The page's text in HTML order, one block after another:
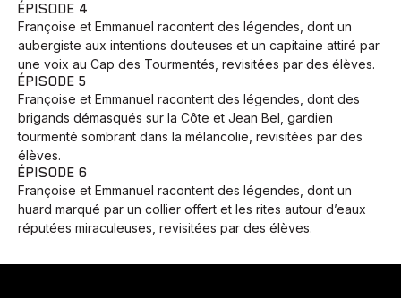
ÉPISODE 4
Françoise et Emmanuel racontent des légendes, dont un
aubergiste aux intentions douteuses et un capitaine attiré par
une voix au Cap des Tourmentés, revisitées par des élèves.
ÉPISODE 5
Françoise et Emmanuel racontent des légendes, dont des
brigands démasqués sur la Côte et Jean Bel, gardien
tourmenté sombrant dans la mélancolie, revisitées par des
élèves.
ÉPISODE 6
Françoise et Emmanuel racontent des légendes, dont un
huard marqué par un collier offert et les rites autour d’eaux
réputées miraculeuses, revisitées par des élèves.